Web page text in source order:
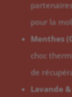
pour la
Menthes
choc
de
Lavande